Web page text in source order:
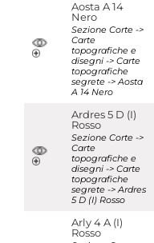
Aosta A 14
Nero
Sezione Corte ->
Carte
topografiche e
disegni -> Carte
topografiche
segrete -> Aosta
A 14 Nero
Ardres 5 D (I)
Rosso
Sezione Corte ->
Carte
topografiche e
disegni -> Carte
topografiche
segrete -> Ardres
5 D (I) Rosso
Arly 4 A (I)
Rosso